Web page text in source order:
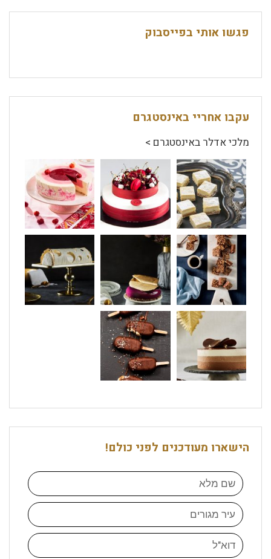
פגשו אותי בפייסבוק
עקבו אחריי באינסטגרם
מלכי אדלר באינסטגרם >
הישארו מעודכנים לפני כולם!